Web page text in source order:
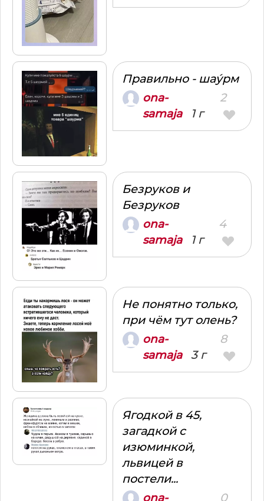
Правильно - шау́рм
ona-
samaja1 г
2
Безруков и
Безруков
ona-
samaja1 г
4
Не понятно только,
при чём тут олень?
ona-
samaja3 г
8
Ягодкой в 45,
загадкой с
изюминкой,
львицей в
постели...
ona- 0